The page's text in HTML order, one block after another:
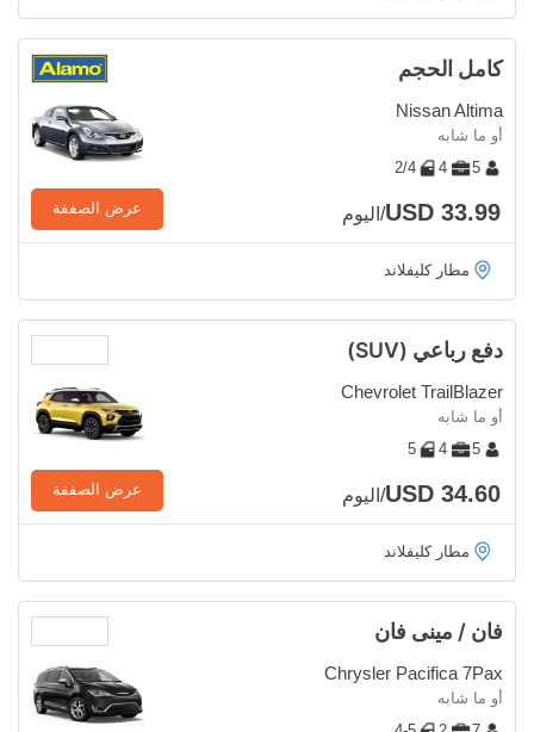
كامل الحجم
Nissan Altima
أو ما شابه
5
4
2/4
USD 33.99/اليوم عرض الصفقة
مطار كليفلاند
دفع رباعي (SUV)
Chevrolet TrailBlazer
أو ما شابه
5
4
5
USD 34.60/اليوم عرض الصفقة
مطار كليفلاند
فان / مينى فان
Chrysler Pacifica 7Pax
أو ما شابه